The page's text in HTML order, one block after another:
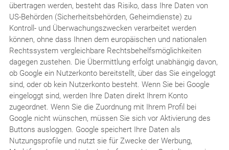
übertragen werden, besteht das Risiko, dass Ihre Daten von
US-Behörden (Sicherheitsbehörden, Geheimdienste) zu
Kontroll- und Überwachungszwecken verarbeitet werden
können, ohne dass Ihnen dem europäischen und nationalen
Rechtssystem vergleichbare Rechtsbehelfsmöglichkeiten
dagegen zustehen. Die Übermittlung erfolgt unabhängig davon,
ob Google ein Nutzerkonto bereitstellt, über das Sie eingeloggt
sind, oder ob kein Nutzerkonto besteht. Wenn Sie bei Google
eingeloggt sind, werden Ihre Daten direkt Ihrem Konto
zugeordnet. Wenn Sie die Zuordnung mit Ihrem Profil bei
Google nicht wünschen, müssen Sie sich vor Aktivierung des
Buttons ausloggen. Google speichert Ihre Daten als
Nutzungsprofile und nutzt sie für Zwecke der Werbung,